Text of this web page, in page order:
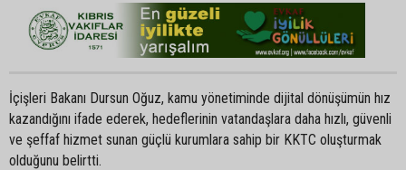
İçişleri Bakanı Dursun Oğuz, kamu yönetiminde dijital dönüşümün hız
kazandığını ifade ederek, hedeflerinin vatandaşlara daha hızlı, güvenli
ve şeffaf hizmet sunan güçlü kurumlara sahip bir KKTC oluşturmak
olduğunu belirtti.